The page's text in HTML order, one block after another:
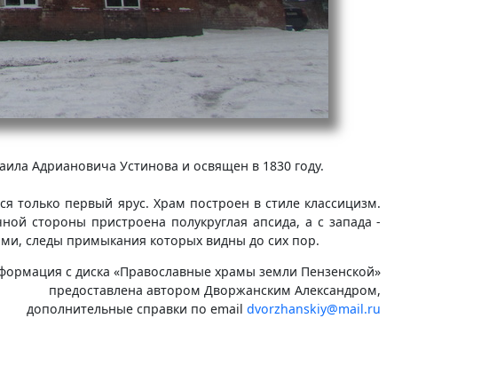
Адриановича Устинова и освящен в 1830 году.
только первый ярус. Храм построен в стиле классицизм.
стороны пристроена полукруглая апсида, а с запада -
следы примыкания которых видны до сих пор.
с диска «Православные храмы земли Пензенской»
предоставлена автором Дворжанским Александром,
дополнительные справки по emaildvorzhanskiy@mail.ru